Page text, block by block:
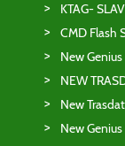
KTAG-
CMD Flash
New
NEW
New
New